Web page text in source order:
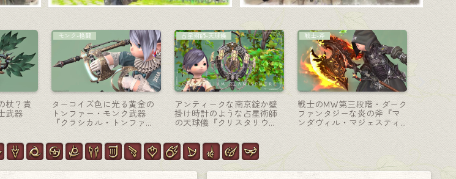
・ライ
甲・光
トゥル
イト』
機工士-銃
アンティークでスチームパ
ンクな可愛い木製の機工士
銃『キングダムブラス・ハ
ンドガン』
マウント
白い機体のクラシックで可
愛い魔導ロボットマウント
『コスモ・プレデター』(惑
星アウクセシア)
賢者-賢具
コウモリもしくは子ドラゴ
ンのような賢者武器『レデ
ィアント・ミルプレーヴ
【ミラ
魔道研